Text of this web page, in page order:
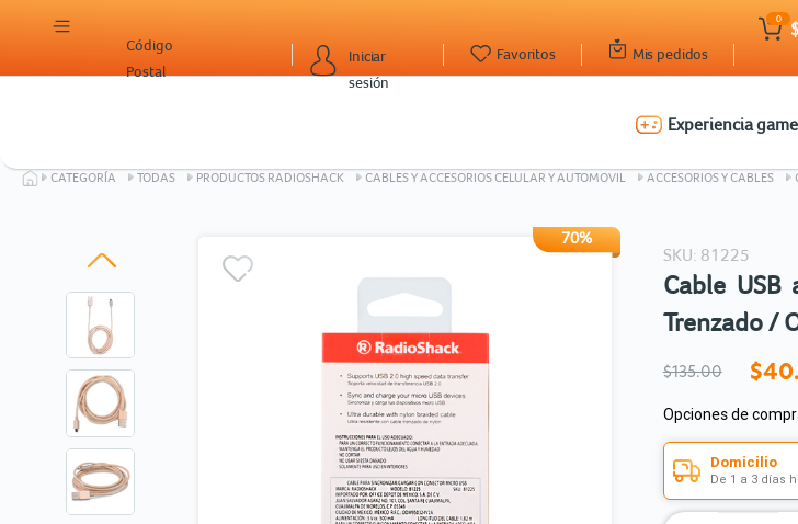
Iniciar
sesión
Código
Postal
Mis pedidos
Favoritos
0
Experiencia
CATEGORÍA TODAS PRODUCTOS RADIOSHACK CABLES Y ACCESORIOS CELULAR Y AUTOMOVIL ACCESORIOS Y CABLES
70%
SKU: 81225
Cable
Trenzado /
$135.00 $40.
Opciones de
Domicilio
De 1 a 3 días
Ingresar Codigo